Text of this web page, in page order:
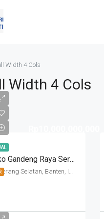
Width 4 Cols
Width 4 Cols
Dijual 3 Ruko Gandeng Raya Serpong Hadap Jalan
Serpong, Tangerang Selatan, Banten, Indonesia